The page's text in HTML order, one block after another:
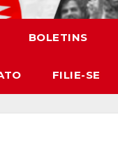
BOLETINS
FILIE-SE